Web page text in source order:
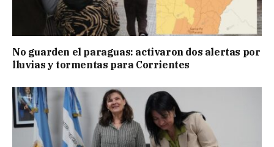
No guarden el paraguas: activaron dos alertas por
lluvias y tormentas para Corrientes